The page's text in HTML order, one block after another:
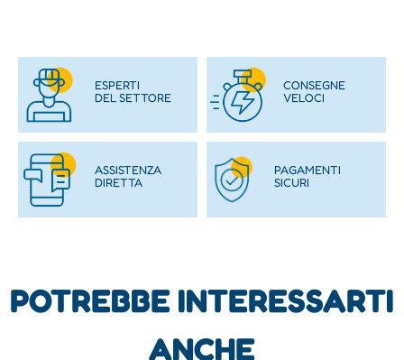
ESPERTI
DEL SETTORE
CONSEGNE
VELOCI
ASSISTENZA
DIRETTA
PAGAMENTI
SICURI
POTREBBE INTERESSARTI
ANCHE